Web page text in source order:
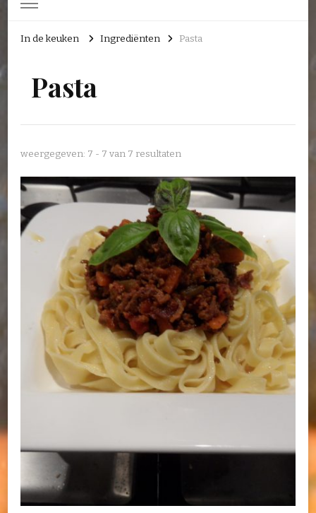
In de keuken Ingrediënten Pasta
Pasta
weergegeven: 7 - 7 van 7 resultaten